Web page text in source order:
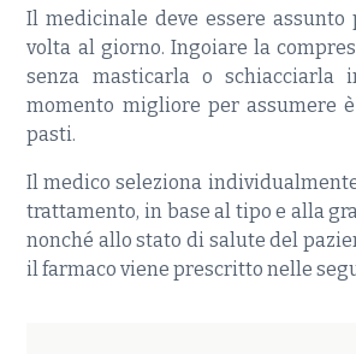
Il medicinale deve essere assunto
volta al giorno. Ingoiare la
senza masticarla o schiacciarla
momento migliore per assumere
pasti.
Il medico seleziona
trattamento, in base al tipo e alla
nonché allo stato di salute del
il farmaco viene prescritto nelle